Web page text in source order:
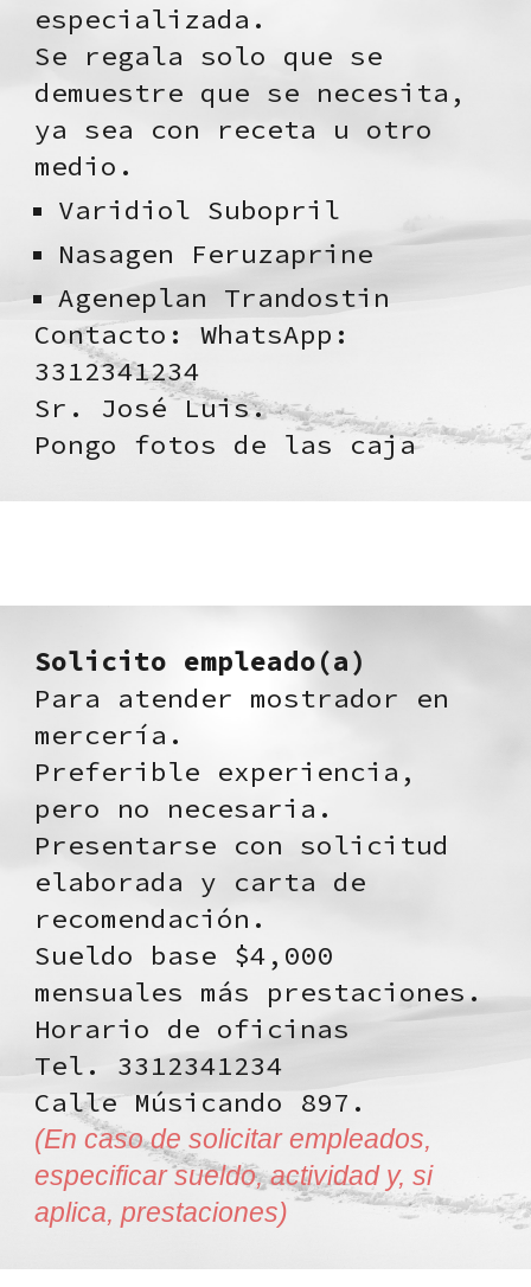
especializada.
Se regala solo que se
demuestre que se necesita,
ya sea con receta u otro
medio.
Varidiol Subopril
Nasagen Feruzaprine
Ageneplan Trandostin
Contacto: WhatsApp:
3312341234
Sr. José Luis.
Pongo fotos de las caja
Solicito empleado(a)
Para atender mostrador en
mercería.
Preferible experiencia,
pero no necesaria.
Presentarse con solicitud
elaborada y carta de
recomendación.
Sueldo base $4,000
mensuales más prestaciones.
Horario de oficinas
Tel. 3312341234
Calle Músicando 897.
(En caso de solicitar empleados,
especificar sueldo, actividad y, si
aplica, prestaciones)